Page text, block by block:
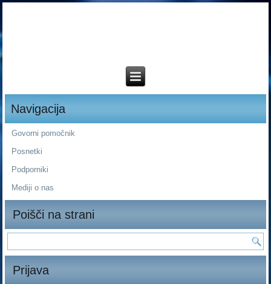
Navigacija
Govorni pomočnik
Posnetki
Podporniki
Mediji o nas
Poišči na strani
Prijava